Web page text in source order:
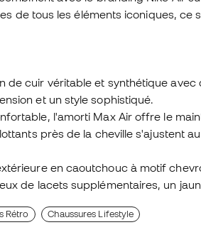
de tous les éléments iconiques,
de cuir véritable et synthétique
et un style sophistiqué.
l'amorti Max Air offre le
près de la cheville s'ajustent
en caoutchouc à motif
de lacets supplémentaires, un
Rétro Chaussures Lifestyle